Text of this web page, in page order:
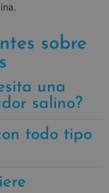
sobre
una
salino?
todo tipo